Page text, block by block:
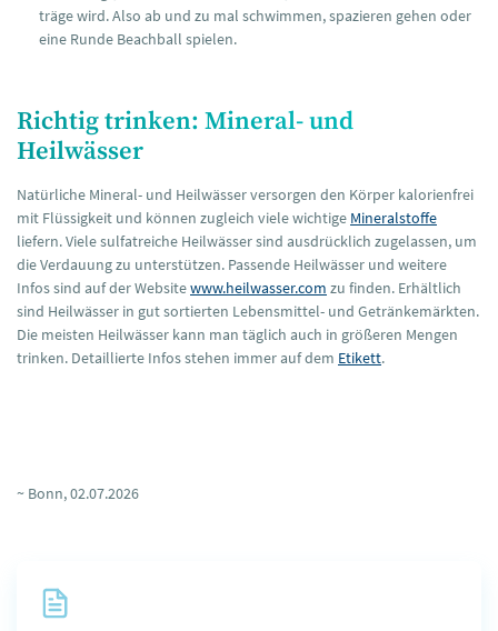
träge wird. Also ab und zu mal schwimmen, spazieren gehen oder
eine Runde Beachball spielen.
Richtig trinken: Mineral- und
Heilwässer
Natürliche Mineral- und Heilwässer versorgen den Körper kalorienfrei
mit Flüssigkeit und können zugleich viele wichtige Mineralstoffe
liefern. Viele sulfatreiche Heilwässer sind ausdrücklich zugelassen, um
die Verdauung zu unterstützen. Passende Heilwässer und weitere
Infos sind auf der Websitewww.heilwasser.com zu finden. Erhältlich
sind Heilwässer in gut sortierten Lebensmittel- und Getränkemärkten.
Die meisten Heilwässer kann man täglich auch in größeren Mengen
trinken. Detaillierte Infos stehen immer auf dem Etikett.
~ Bonn, 02.07.2026